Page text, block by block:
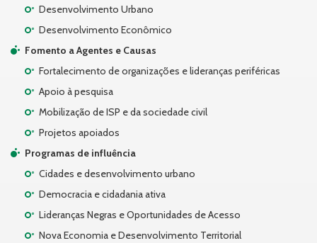
Desenvolvimento Urbano
Desenvolvimento Econômico
Fomento a Agentes e Causas
Fortalecimento de organizações e lideranças periféricas
Apoio à pesquisa
Mobilização de ISP e da sociedade civil
Projetos apoiados
Programas de influência
Cidades e desenvolvimento urbano
Democracia e cidadania ativa
Lideranças Negras e Oportunidades de Acesso
Nova Economia e Desenvolvimento Territorial